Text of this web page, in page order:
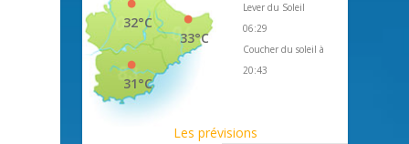
33°C
32°C
31°C
Lever du Soleil
06:29
Coucher du soleil à
20:43
Les prévisions